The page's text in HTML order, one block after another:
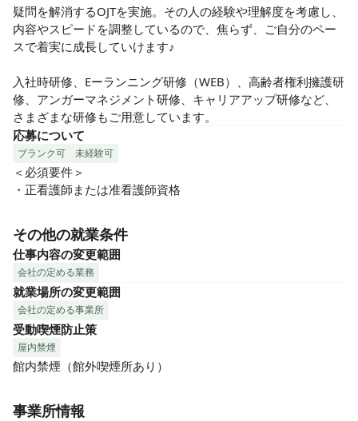
疑問を解消するOJTを実施。その人の経験や理解度を考慮し、
内容やスピードを調整しているので、焦らず、ご自分のペー
スで着実に成長していけます♪
入社時研修、Eーランニング研修（WEB）、高齢者権利擁護研
修、アンガーマネジメント研修、キャリアアップ研修など、
さまざまな研修もご用意しています。
応募について
ブランク可 未経験可
＜必須要件＞
・正看護師または准看護師資格
その他の就業条件
仕事内容の変更範囲
会社の定める業務
就業場所の変更範囲
会社の定める事業所
受動喫煙防止策
屋内禁煙
館内禁煙（館外喫煙所あり）
事業所情報